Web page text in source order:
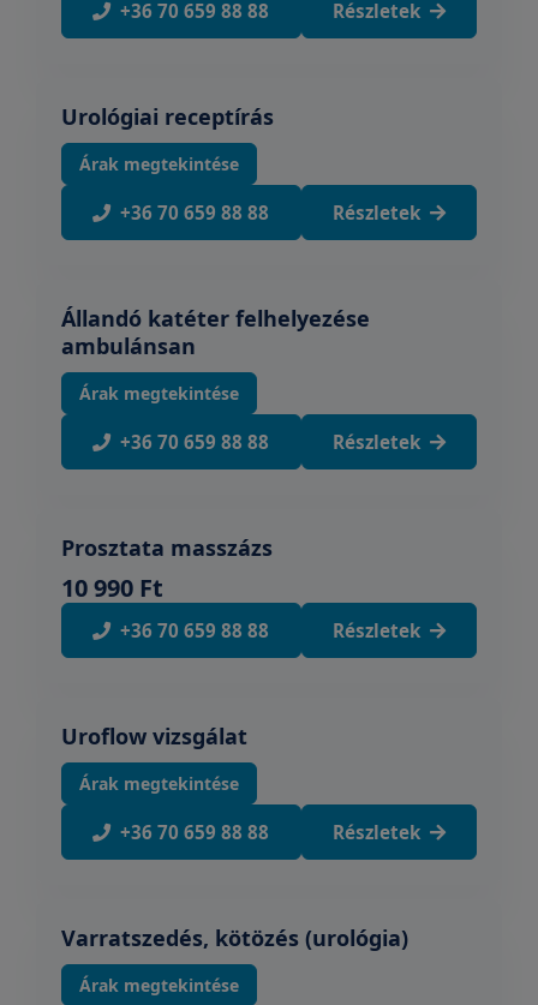
+36 70 659 88 88 Részletek
Urológiai receptírás
Árak megtekintése
+36 70 659 88 88 Részletek
Állandó katéter felhelyezése
ambulánsan
Árak megtekintése
+36 70 659 88 88 Részletek
Prosztata masszázs
10 990 Ft
+36 70 659 88 88 Részletek
Uroflow vizsgálat
Árak megtekintése
+36 70 659 88 88 Részletek
Varratszedés, kötözés (urológia)
Árak megtekintése